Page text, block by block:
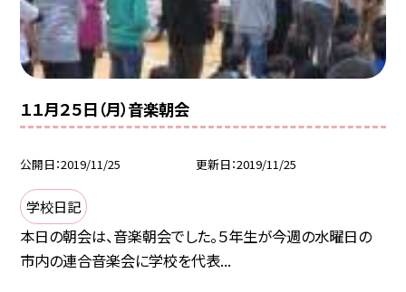
１１月２５日（月）音楽朝会
公開日 2019/11/25 更新日 2019/11/25
学校日記
本日の朝会は、音楽朝会でした。５年生が今週の水曜日の
市内の連合音楽会に学校を代表...